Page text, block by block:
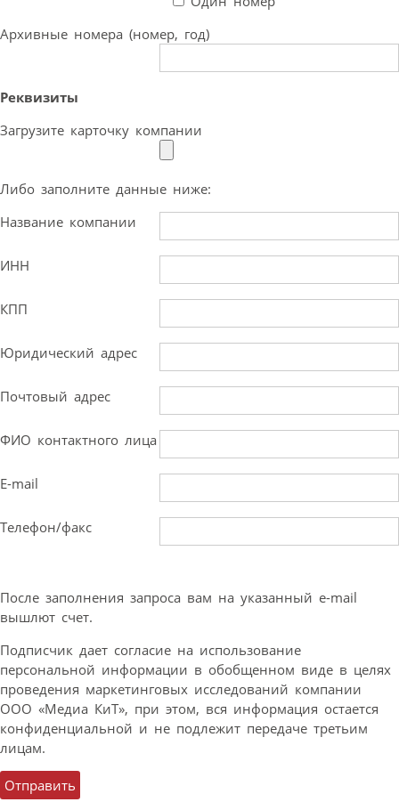
Архивные номера (номер, год)
Реквизиты
Загрузите карточку компании
Либо заполните данные ниже:
Название компании
ИНН
КПП
Юридический адрес
Почтовый адрес
ФИО контактного лица
E-mail
Телефон/факс
После заполнения запроса вам на указанный e-mail
вышлют счет.
Подписчик дает согласие на использование
персональной информации в обобщенном виде в целях
проведения маркетинговых исследований компании
ООО «Медиа КиТ», при этом, вся информация остается
конфиденциальной и не подлежит передаче третьим
лицам.